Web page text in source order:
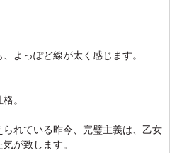
よっぽど線が太く感じます。
。
れている昨今、完璧主義は、乙女
が致します。